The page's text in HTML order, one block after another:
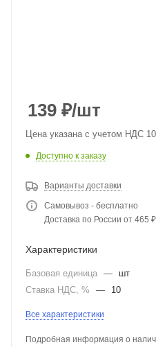
139 ₽/шт
Цена указана с учетом НДС
Доступно к заказу
Варианты доставки
Самовывоз - бесплатно
Доставка по России от 465 ₽
Характеристики
Базовая единица —
шт
Ставка НДС, %
— 10
Все характеристики
Подробная информация о